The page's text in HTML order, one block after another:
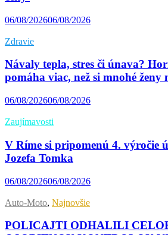
06/08/202606/08/2026
Zdravie
Návaly tepla, stres či únava?
pomáha viac, než si mnohé ženy
06/08/202606/08/2026
Zaujímavosti
V Ríme si pripomenú 4. výročie
Jozefa Tomka
06/08/202606/08/2026
Auto-Moto, Najnovšie
POLICAJTI ODHALILI